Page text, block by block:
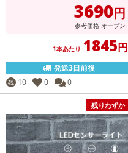
3690円
参考価格 オープン
1本あたり 1845円
発送3日前後
残 10 0 0
残りわずか